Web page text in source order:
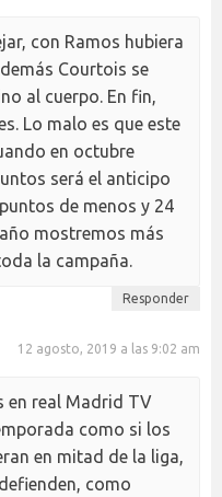
con Ramos hubiera
Courtois se
al cuerpo. En fin,
Lo malo es que este
en octubre
será el anticipo
de menos y 24
mostremos más
la campaña.
Responder
12 agosto, 2019 a las 9:02 am
en real Madrid TV
como si los
en mitad de la liga,
como